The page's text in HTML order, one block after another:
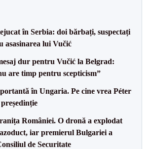
în Serbia: doi bărbați, suspectați
asasinarea lui Vučić
dur pentru Vučić la Belgrad:
are timp pentru scepticism”
în Ungaria. Pe cine vrea Péter
României. O dronă a explodat
iar premierul Bulgariei a
de Securitate